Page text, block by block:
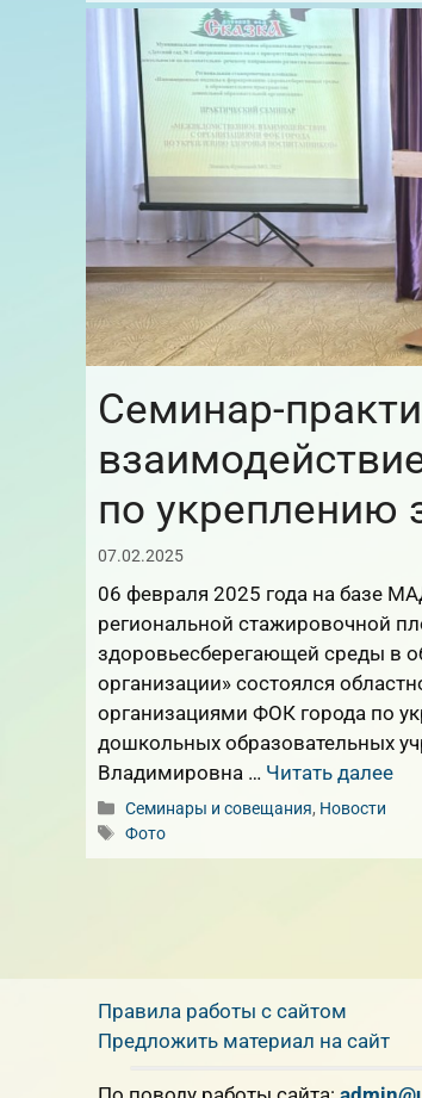
Семинар-
по укреплению
07.02.2025
06 февраля 2025 года на базе
региональной стажировочной
здоровьесберегающей среды в
организации» состоялся
организациями ФОК города по
дошкольных образовательных
Владимировна … Читать далее
Рубрики
Семинары и совещания, Новости
Метки
Фото
Правила работы с сайтом
Предложить материал на сайт